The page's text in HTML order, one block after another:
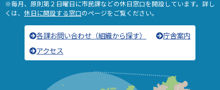
※毎月、原則第２日曜日に市民課などの休日窓口を開設しています。詳し
くは、 休日に開設する窓口のページをご覧ください。
各課お問い合わせ（組織から探す）
庁舎案内
アクセス